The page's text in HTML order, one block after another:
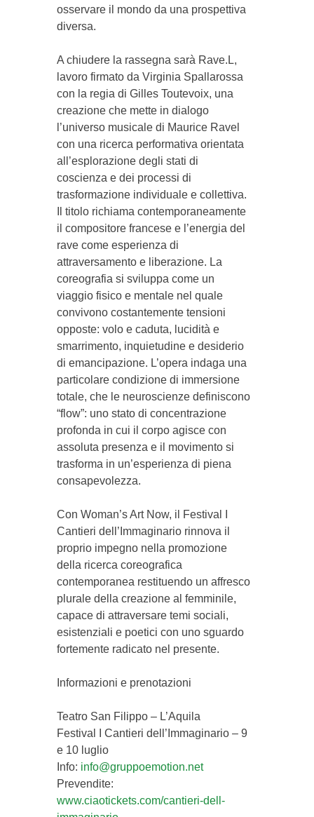
osservare il mondo da una prospettiva
diversa.
A chiudere la rassegna sarà Rave.L,
lavoro firmato da Virginia Spallarossa
con la regia di Gilles Toutevoix, una
creazione che mette in dialogo
l’universo musicale di Maurice Ravel
con una ricerca performativa orientata
all’esplorazione degli stati di
coscienza e dei processi di
trasformazione individuale e collettiva.
Il titolo richiama contemporaneamente
il compositore francese e l’energia del
rave come esperienza di
attraversamento e liberazione. La
coreografia si sviluppa come un
viaggio fisico e mentale nel quale
convivono costantemente tensioni
opposte: volo e caduta, lucidità e
smarrimento, inquietudine e desiderio
di emancipazione. L’opera indaga una
particolare condizione di immersione
totale, che le neuroscienze definiscono
“flow”: uno stato di concentrazione
profonda in cui il corpo agisce con
assoluta presenza e il movimento si
trasforma in un’esperienza di piena
consapevolezza.
Con Woman’s Art Now, il Festival I
Cantieri dell’Immaginario rinnova il
proprio impegno nella promozione
della ricerca coreografica
contemporanea restituendo un affresco
plurale della creazione al femminile,
capace di attraversare temi sociali,
esistenziali e poetici con uno sguardo
fortemente radicato nel presente.
Informazioni e prenotazioni
Teatro San Filippo – L’Aquila
Festival I Cantieri dell’Immaginario – 9
e 10 luglio
Info: info@gruppoemotion.net
Prevendite:
www.ciaotickets.com/cantieri-dell-